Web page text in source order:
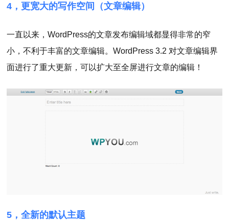
4，更宽大的写作空间（文章编辑）
一直以来，WordPress的文章发布编辑域都显得非常的窄
小，不利于丰富的文章编辑。WordPress 3.2 对文章编辑界
面进行了重大更新，可以扩大至全屏进行文章的编辑！
5，全新的默认主题